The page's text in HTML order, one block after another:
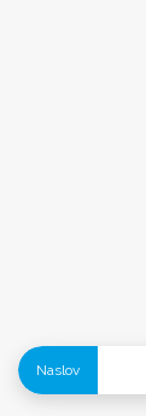
Naslov